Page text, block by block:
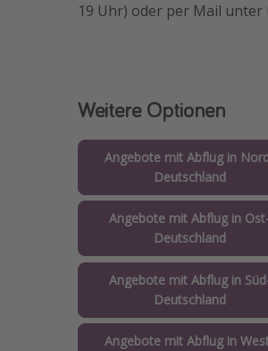
19 Uhr) oder per Mail unter
Weitere Optionen
Angebote mit Abflug in
Deutschland
Angebote mit Abflug in
Deutschland
Angebote mit Abflug in
Deutschland
Angebote mit Abflug in